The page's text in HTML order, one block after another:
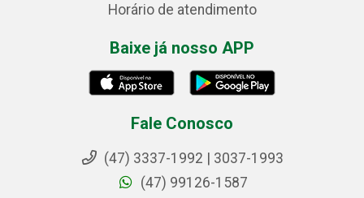
Horário de atendimento
Baixe já nosso APP
Fale Conosco
(47) 3337-1992 | 3037-1993
(47) 99126-1587